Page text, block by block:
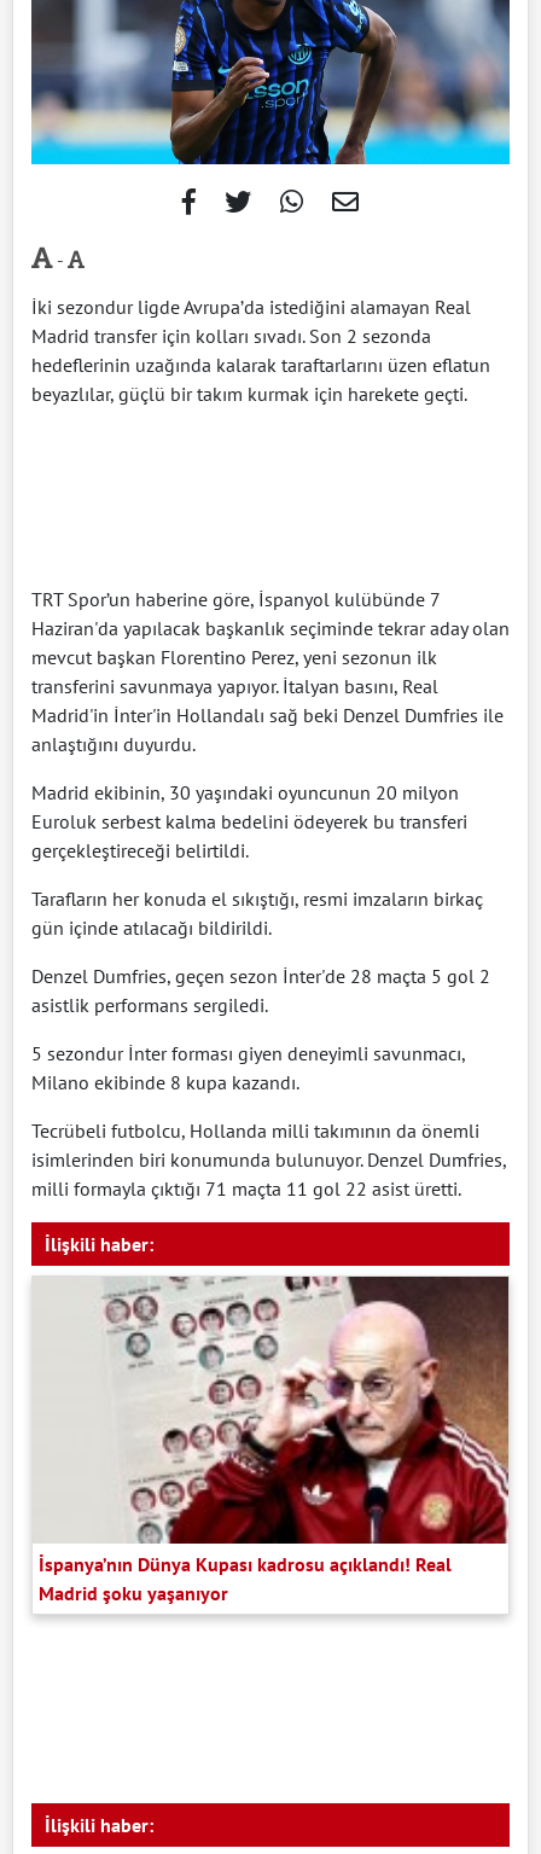
-
İki sezondur ligde Avrupa’da istediğini alamayan Real
Madrid transfer için kolları sıvadı. Son 2 sezonda
hedeflerinin uzağında kalarak taraftarlarını üzen eflatun
beyazlılar, güçlü bir takım kurmak için harekete geçti.
TRT Spor’un haberine göre, İspanyol kulübünde 7
Haziran'da yapılacak başkanlık seçiminde tekrar aday olan
mevcut başkan Florentino Perez, yeni sezonun ilk
transferini savunmaya yapıyor. İtalyan basını, Real
Madrid'in İnter'in Hollandalı sağ beki Denzel Dumfries ile
anlaştığını duyurdu.
Madrid ekibinin, 30 yaşındaki oyuncunun 20 milyon
Euroluk serbest kalma bedelini ödeyerek bu transferi
gerçekleştireceği belirtildi.
Tarafların her konuda el sıkıştığı, resmi imzaların birkaç
gün içinde atılacağı bildirildi.
Denzel Dumfries, geçen sezon İnter'de 28 maçta 5 gol 2
asistlik performans sergiledi.
5 sezondur İnter forması giyen deneyimli savunmacı,
Milano ekibinde 8 kupa kazandı.
Tecrübeli futbolcu, Hollanda milli takımının da önemli
isimlerinden biri konumunda bulunuyor. Denzel Dumfries,
milli formayla çıktığı 71 maçta 11 gol 22 asist üretti.
İlişkili haber:
İspanya’nın Dünya Kupası kadrosu açıklandı! Real
Madrid şoku yaşanıyor
İlişkili haber: